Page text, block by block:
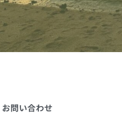
お問い合わせ